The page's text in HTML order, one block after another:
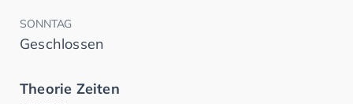
SONNTAG
Geschlossen
Theorie Zeiten